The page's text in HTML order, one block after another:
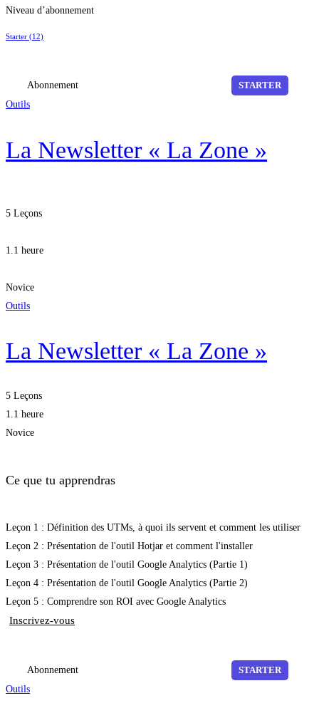
Niveau d’abonnement
Starter (12)
Abonnement
STARTER
Outils
La Newsletter « La Zone »
5 Leçons
1.1 heure
Novice
Outils
La Newsletter « La Zone »
5 Leçons
1.1 heure
Novice
Ce que tu apprendras
Leçon 1 : Définition des UTMs, à quoi ils servent et comment les utiliser
Leçon 2 : Présentation de l'outil Hotjar et comment l'installer
Leçon 3 : Présentation de l'outil Google Analytics (Partie 1)
Leçon 4 : Présentation de l'outil Google Analytics (Partie 2)
Leçon 5 : Comprendre son ROI avec Google Analytics
Inscrivez-vous
Abonnement
STARTER
Outils